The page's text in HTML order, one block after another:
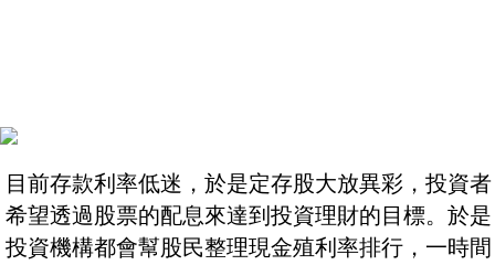
目前存款利率低迷，於是定存股大放異彩，投資者
希望透過股票的配息來達到投資理財的目標。於是
投資機構都會幫股民整理現金殖利率排行，一時間